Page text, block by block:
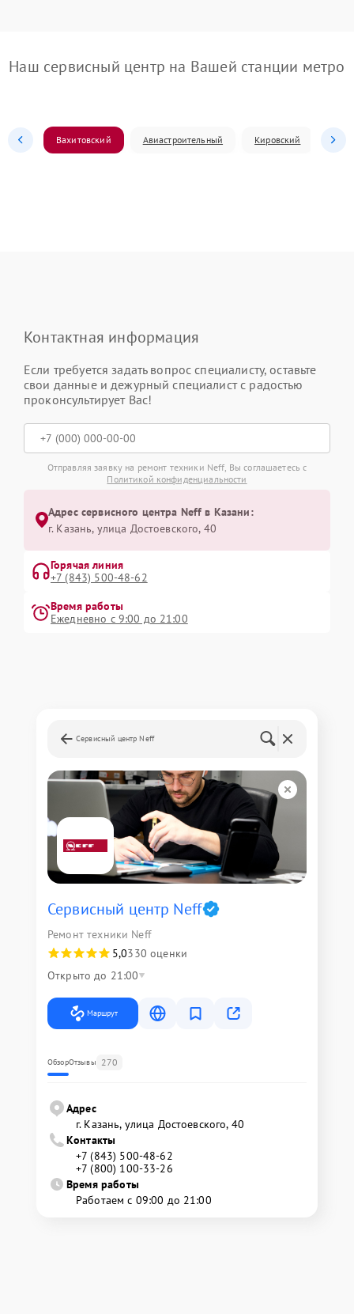
Наш сервисный центр на Вашей станции метро
Вахитовский Авиастроительный Кировский
Контактная информация
Если требуется задать вопрос специалисту, оставьте
свои данные и дежурный специалист с радостью
проконсультирует Вас!
Отправляя заявку на ремонт техники Neff, Вы соглашаетесь с
Политикой конфиденциальности
Адрес сервисного центра Neff в Казани:
г. Казань, улица Достоевского, 40
Горячая линия
+7 (843) 500-48-62
Время работы
Ежедневно с 9:00 до 21:00
Сервисный центр Neff
Сервисный центр Neff
Ремонт техники Neff
5,0330 оценки
Открыто до 21:00
Маршрут
ОбзорОтзывы 270
Адрес
г. Казань, улица Достоевского, 40
Контакты
+7 (843) 500-48-62
+7 (800) 100-33-26
Время работы
Работаем с 09:00 до 21:00